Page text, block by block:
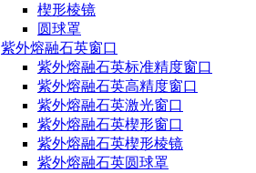
楔形棱镜
圆球罩
紫外熔融石英窗口
紫外熔融石英标准精度窗口
紫外熔融石英高精度窗口
紫外熔融石英激光窗口
紫外熔融石英楔形窗口
紫外熔融石英楔形棱镜
紫外熔融石英圆球罩